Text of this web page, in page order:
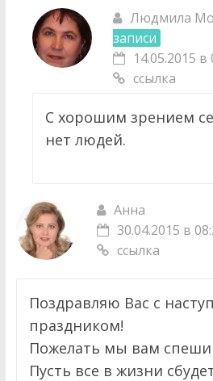
Людмила
записи
14.05.2015 в
ссылка
С хорошим зрением
нет людей.
Анна
30.04.2015 в
ссылка
Поздравляю Вас с
праздником!
Пожелать мы вам
Пусть все в жизни